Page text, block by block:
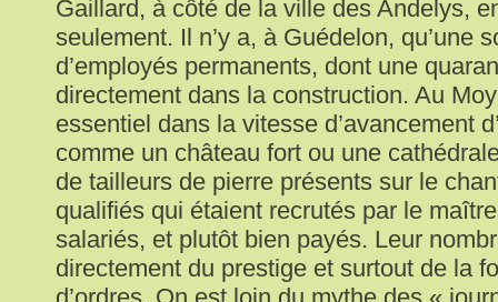
Gaillard, à côté de la ville des Andelys,
seulement. Il n’y a, à Guédelon, qu’une
d’employés permanents, dont une
directement dans la construction. Au
essentiel dans la vitesse d’avancement
comme un château fort ou une
de tailleurs de pierre présents sur le
qualifiés qui étaient recrutés par le
salariés, et plutôt bien payés. Leur
directement du prestige et surtout de la